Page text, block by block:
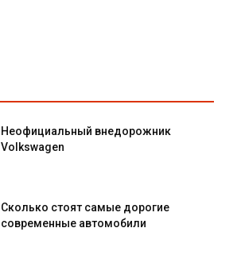
Неофициальный внедорожник
Volkswagen
Сколько стоят самые дорогие
современные автомобили